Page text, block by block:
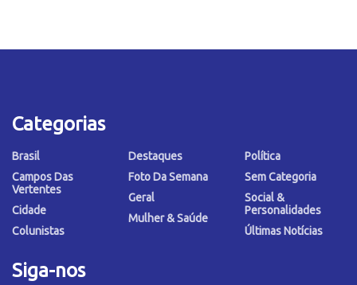
Categorias
Brasil
Campos Das
Vertentes
Cidade
Colunistas
Destaques
Foto Da Semana
Geral
Mulher & Saúde
Política
Sem Categoria
Social &
Personalidades
Últimas Notícias
Siga-nos